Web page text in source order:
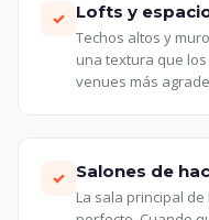
✓ Lofts y
Techos altos y
una textura que
venues más
✓ Salones de
La sala principal